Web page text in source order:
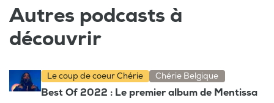
Autres podcasts à
découvrir
Le coup de coeur Chérie Chérie Belgique
Best Of 2022 : Le premier album de Mentissa